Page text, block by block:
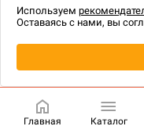
технологии.
Главная Каталог
Используем
Оставаясь с нами, вы